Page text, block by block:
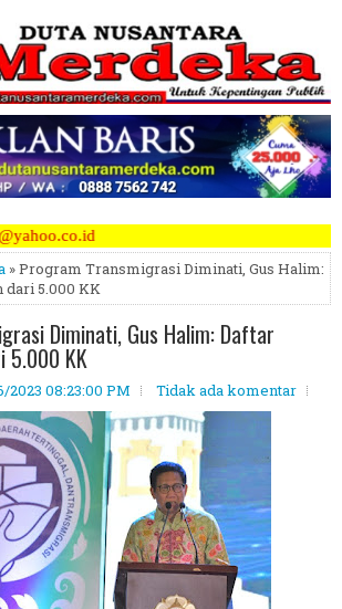
» Program Transmigrasi Diminati, Gus Halim:
dari 5.000 KK
Diminati, Gus Halim: Daftar
5.000 KK
2023 08:23:00 PM Tidak ada komentar